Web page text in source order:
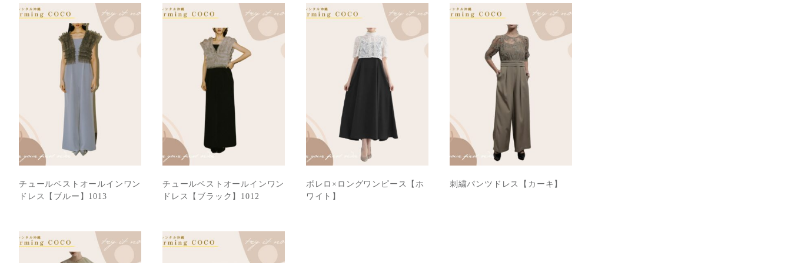
チュールベストオールインワン
ドレス【ブルー】1013
チュールベストオールインワン
ドレス【ブラック】1012
ボレロ×ロングワンピース【ホ
ワイト】
刺繍パンツドレス【カーキ】